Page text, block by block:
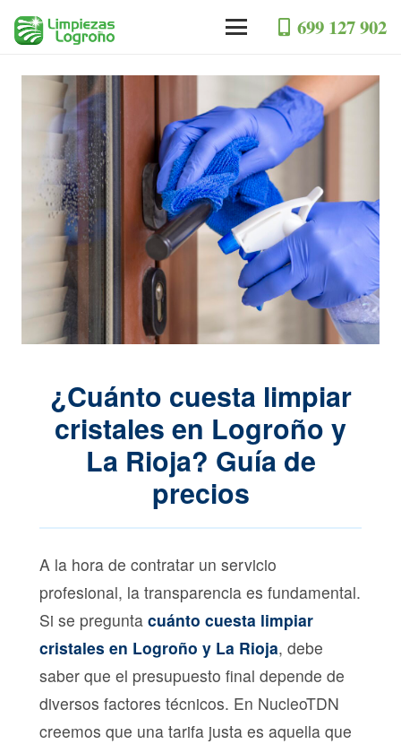
699 127 902
¿Cuánto cuesta limpiar
cristales en Logroño y
La Rioja? Guía de
precios
A la hora de contratar un servicio
profesional, la transparencia es fundamental.
Si se pregunta cuánto cuesta limpiar
cristales en Logroño y La Rioja, debe
saber que el presupuesto final depende de
diversos factores técnicos. En NucleoTDN
creemos que una tarifa justa es aquella que